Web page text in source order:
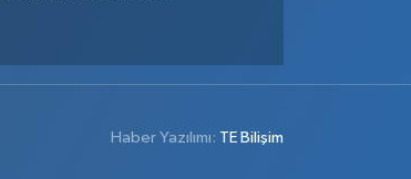
Haber Yazılımı: TE Bilişim